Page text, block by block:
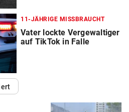
11-JÄHRIGE MISSBRAUCHT
Vater lockte Vergewaltiger
auf TikTok in Falle